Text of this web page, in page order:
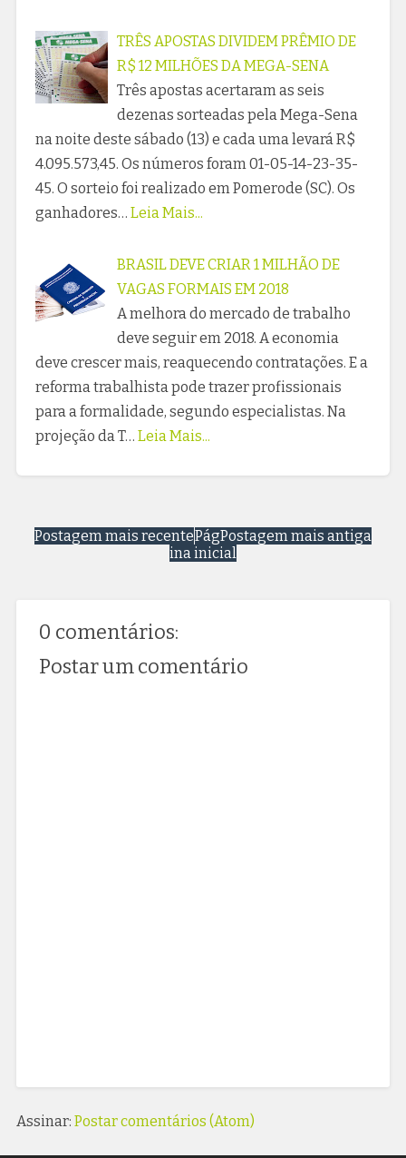
TRÊS APOSTAS DIVIDEM PRÊMIO DE
R$ 12 MILHÕES DA MEGA-SENA
Três apostas acertaram as seis
dezenas sorteadas pela Mega-Sena
na noite deste sábado (13) e cada uma levará R$
4.095.573,45. Os números foram 01-05-14-23-35-
45. O sorteio foi realizado em Pomerode (SC). Os
ganhadores… Leia Mais...
BRASIL DEVE CRIAR 1 MILHÃO DE
VAGAS FORMAIS EM 2018
A melhora do mercado de trabalho
deve seguir em 2018. A economia
deve crescer mais, reaquecendo contratações. E a
reforma trabalhista pode trazer profissionais
para a formalidade, segundo especialistas. Na
projeção da T… Leia Mais...
Postagem mais recente Postagem mais antiga
Pág
ina inicial
0 comentários:
Postar um comentário
Assinar: Postar comentários (Atom)